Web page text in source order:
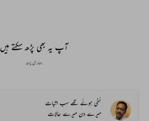
آپ یہ بھی پڑھ سکتے ہیں
ہماری پسند
نفی ہوئے تھے سب اثبات
میرے دن میرے حالات